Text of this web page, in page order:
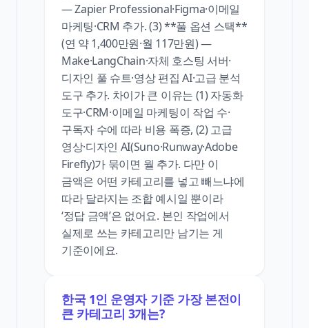
— Zapier Professional·Figma·이메일
마케팅·CRM 추가. (3) **풀 옵션 스택**
(연 약 1,400만원·월 117만원) —
Make·LangChain·자체 호스팅 서버·
디자인 풀 슈트·영상 편집 AI·고급 분석
도구 추가. 차이가 큰 이유는 (1) 자동화
도구·CRM·이메일 마케팅이 작업 수·
구독자 수에 따라 비용 폭증, (2) 고급
영상·디자인 AI(Suno·Runway·Adobe
Firefly)가 묶이면 월 추가. 다만 이
금액은 어떤 카테고리를 넣고 빼느냐에
따라 달라지는 조합 예시일 뿐이라
‘정답 금액’은 없어요. 본인 작업에서
실제로 쓰는 카테고리만 남기는 게
기준이에요.
한국 1인 운영자 기준 가장 본전이
큰 카테고리 3개는?